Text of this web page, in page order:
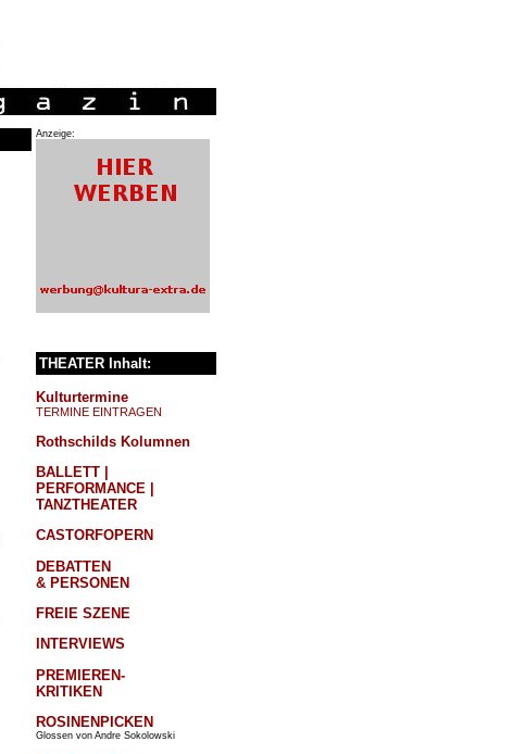
Anzeige:
THEATER Inhalt:
Kulturtermine
TERMINE EINTRAGEN
Rothschilds Kolumnen
BALLETT |
PERFORMANCE |
TANZTHEATER
CASTORFOPERN
DEBATTEN
& PERSONEN
FREIE SZENE
INTERVIEWS
PREMIEREN-
KRITIKEN
ROSINENPICKEN
Glossen von Andre Sokolowski